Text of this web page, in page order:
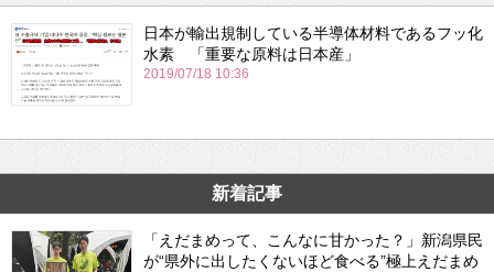
日本が輸出規制している半導体材料であるフッ化
水素 「重要な原料は日本産」
2019/07/18 10:36
新着記事
「えだまめって、こんなに甘かった？」新潟県民
が“県外に出したくないほど食べる”極上えだまめ